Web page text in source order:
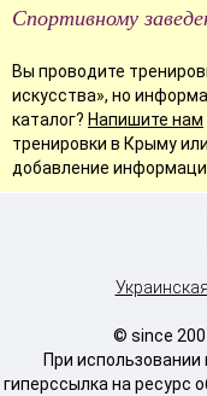
Спортивному
Вы проводите
искусства», но
каталог? Напишите нам
тренировки в Крыму
добавление
© since
При
гиперссылка на ресурс